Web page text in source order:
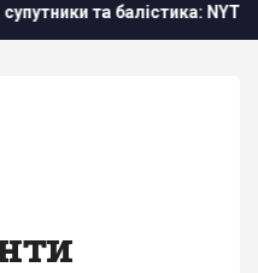
NYT про силу та